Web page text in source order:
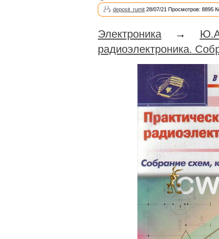
deposit_rumit 28/07/21 Просмотров: 8895
Электроника→
радиоэлектроника.